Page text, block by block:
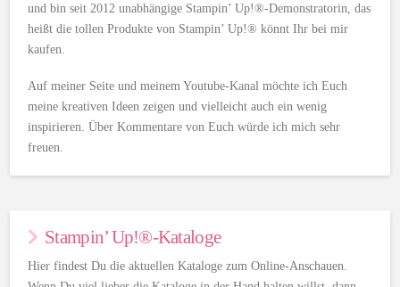
und bin seit 2012 unabhängige Stampin’ Up!®-Demonstratorin, das
heißt die tollen Produkte von Stampin’ Up!® könnt Ihr bei mir
kaufen.
Auf meiner Seite und meinem Youtube-Kanal möchte ich Euch
meine kreativen Ideen zeigen und vielleicht auch ein wenig
inspirieren. Über Kommentare von Euch würde ich mich sehr
freuen.
Stampin’ Up!®-Kataloge
Hier findest Du die aktuellen Kataloge zum Online-Anschauen.